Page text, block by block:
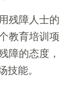
残障人士的
教育培训项
障的态度，
能。